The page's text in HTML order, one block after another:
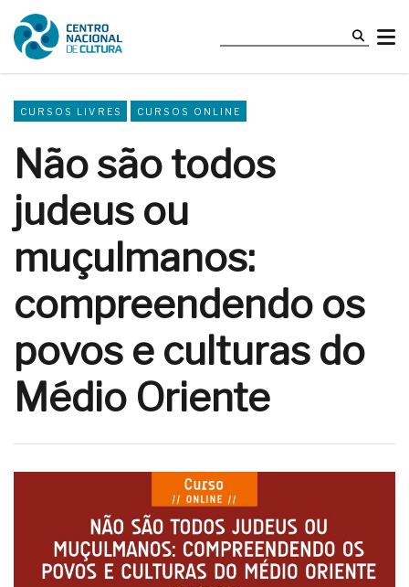
CURSOS LIVRES CURSOS ONLINE
Não são todos
judeus ou
muçulmanos:
compreendendo os
povos e culturas do
Médio Oriente